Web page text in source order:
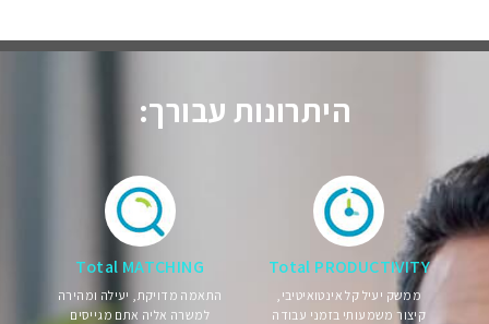
היתרונות עבורך:
Total PRODUCTIVITY
ממשק יעיל קל אינטואיטיבי,
קיצור משמעותי בזמני עבודה
Total MATCHING
התאמה מדויקת, יעילה ומהירה
למשרה אליה אתם מגייסים